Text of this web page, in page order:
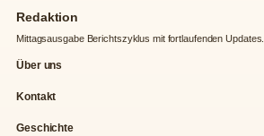
Redaktion
Mittagsausgabe Berichtszyklus mit fortlaufenden Updates.
Über uns
Kontakt
Geschichte